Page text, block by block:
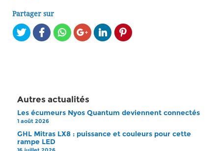
Partager sur
Autres actualités
Les écumeurs Nyos Quantum deviennent connectés
1 août 2026
GHL Mitras LX8 : puissance et couleurs pour cette
rampe LED